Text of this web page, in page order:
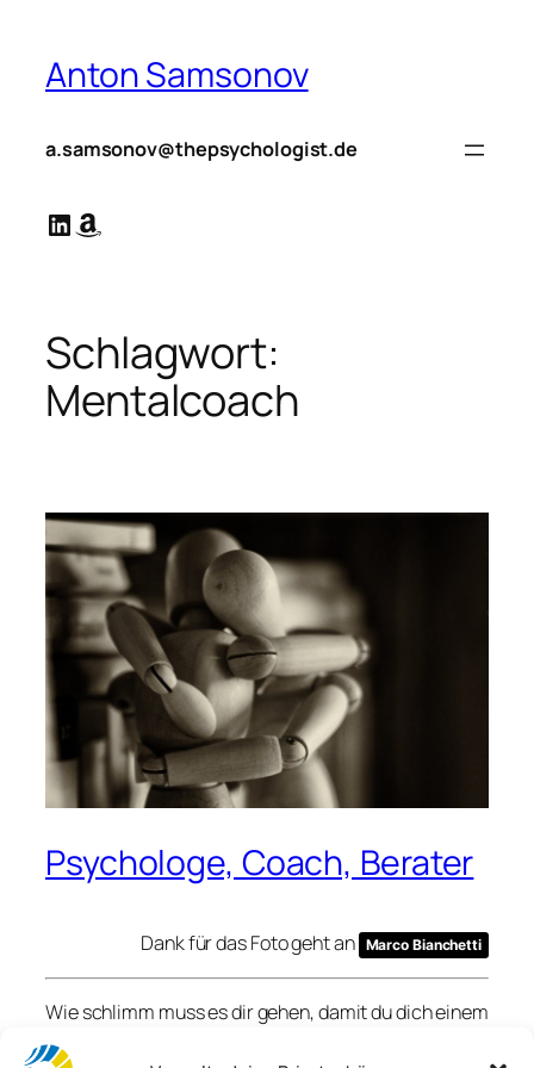
springen
Anton Samsonov
a.samsonov@thepsychologist.de
LinkedIn
Amazon
Schlagwort:
Mentalcoach
Psychologe, Coach, Berater
Dank für das Foto geht an Marco Bianchetti
Wie schlimm muss es dir gehen, damit du dich einem
Psychologen anvertraust? Sehr schlimm, wenn man